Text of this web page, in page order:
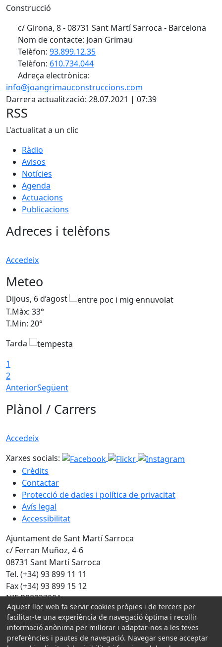
Construcció
c/ Girona, 8 - 08731 Sant Martí Sarroca - Barcelona
Nom de contacte: Joan Grimau
Telèfon: 93.899.12.35
Telèfon: 610.734.044
Adreça electrònica:
info@joangrimauconstruccions.com
Darrera actualització: 28.07.2021 | 07:39
RSS
L'actualitat a un clic
Ràdio
Avisos
Notícies
Agenda
Actuacions
Publicacions
Adreces i telèfons
Accedeix
Meteo
Dijous, 6 d’agost
T.Màx: 33°
T.Min: 20°
Tarda
1
2
AnteriorSegüent
Plànol / Carrers
Accedeix
Xarxes socials:
Crèdits
Contactar
Protecció de dades i política de privacitat
Avís legal
Accessibilitat
Ajuntament de Sant Martí Sarroca
c/ Ferran Muñoz, 4-6
08731 Sant Martí Sarroca
Tel. (+34) 93 899 11 11
Fax (+34) 93 899 15 12
NIF P0822700A
Amb la col·laboració de:
Aquest lloc web fa servir cookies pròpies i de tercers per
facilitar-te una experiència de navegació òptima i recollir
informació anònima per millorar i adaptar-nos a les teves
preferències i pautes de navegació. Navegar sense acceptar